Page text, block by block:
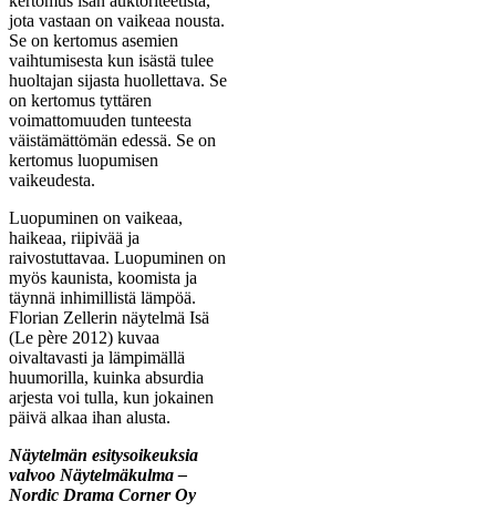
jota vastaan on vaikeaa nousta.
Se on kertomus asemien
vaihtumisesta kun isästä tulee
huoltajan sijasta huollettava. Se
on kertomus tyttären
voimattomuuden tunteesta
väistämättömän edessä. Se on
kertomus luopumisen
vaikeudesta.
Luopuminen on vaikeaa,
haikeaa, riipivää ja
raivostuttavaa. Luopuminen on
myös kaunista, koomista ja
täynnä inhimillistä lämpöä.
Florian Zellerin näytelmä Isä
(Le père 2012) kuvaa
oivaltavasti ja lämpimällä
huumorilla, kuinka absurdia
arjesta voi tulla, kun jokainen
päivä alkaa ihan alusta.
Näytelmän esitysoikeuksia
valvoo Näytelmäkulma –
Nordic Drama Corner Oy